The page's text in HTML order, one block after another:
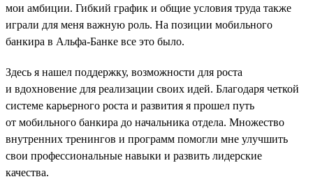
мои амбиции. Гибкий график и общие условия труда также
играли для меня важную роль. На позиции мобильного
банкира в Альфа-Банке все это было.
Здесь я нашел поддержку, возможности для роста
и вдохновение для реализации своих идей. Благодаря четкой
системе карьерного роста и развития я прошел путь
от мобильного банкира до начальника отдела. Множество
внутренних тренингов и программ помогли мне улучшить
свои профессиональные навыки и развить лидерские
качества.